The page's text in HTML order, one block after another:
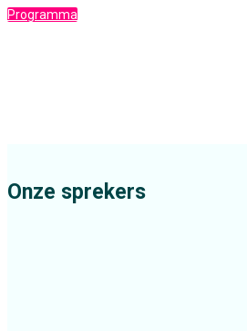
Programma
Onze sprekers